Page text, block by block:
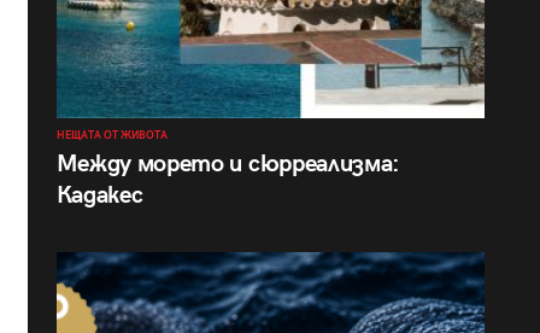
НЕЩАТА ОТ ЖИВОТА
Между морето и сюрреализма:
Кадакес